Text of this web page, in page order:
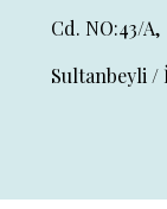
Cd. NO:43/A,
Sultanbeyli /